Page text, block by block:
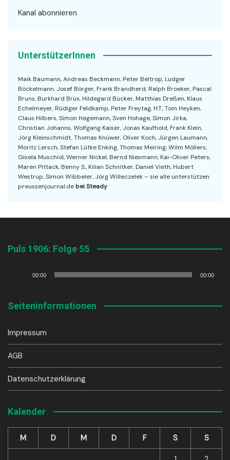
Kanal abonnieren
UnterstützerInnen
Maik Baumann, Andreas Beckmann, Peter Beltrop, Ludger
Böckelmann, Josef Börger, Frank Brandherd, Ralph Broeker, Pascal
Bruns, Burkhard Brüx, Hildegard Bücker, Matthias Dreßen, Klaus
Echelmeyer, Rüdiger Feldkamp, Peter Freytag, H.T., Tom Heyken,
Claus Hilbers, Simon Hegemann, Sven Hohage, Simon Jirka,
Christian Johanns, Wolfgang Kaiser, Jonas Kaufhold, Frank Klein,
Jörg Kleinschmidt, Thomas Knüwer, Oliver Koch, Jürgen Laumann,
Moritz Lersch, Stefan Lütke Enking, Thomas Meiring, Wilm Möllers,
Gisela Muschiol, Werner Nickel, Bernd Niesmann, Kai-Oliver Peters,
Maren Pittack, Benny S., Kilian Schnitker, Daniel Vieth, Hubert
Westrup, Simon Wibbeler, Jörg Willeczelek – sie alle unterstützen
preussenjournal.de bei Steady
Puls 1906: Folge 55
00:00 00:00
Seiteninformationen
Impressum
AGB
Datenschutzerklärung
Kalender
M D M D F S S